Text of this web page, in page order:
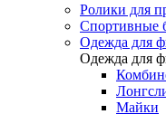
Ролики для
Спортивные
Одежда для
Одежда для
Майки